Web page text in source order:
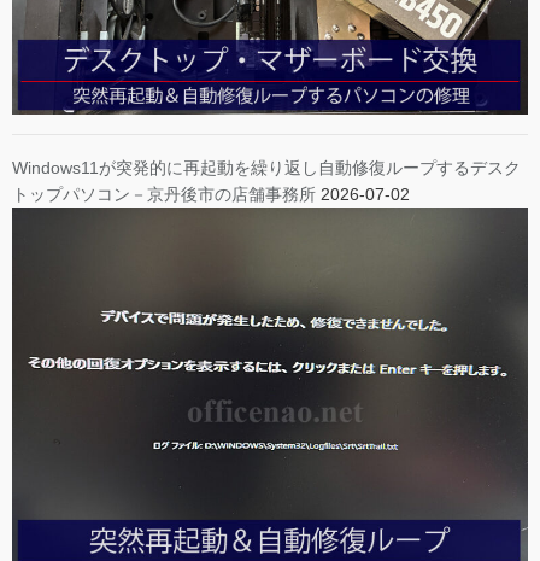
Windows11が突発的に再起動を繰り返し自動修復ループするデスク
トップパソコン－京丹後市の店舗事務所 2026-07-02